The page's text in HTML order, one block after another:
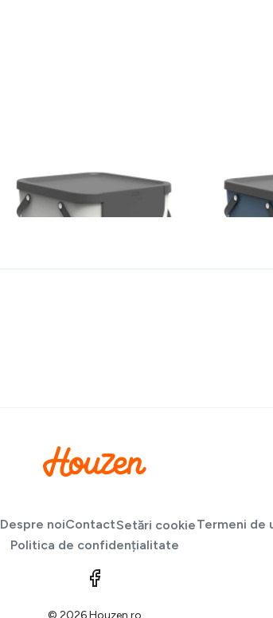
selectiva Albula, Rotho, 40 L,
plastic, alb
120 lei
selectiva
plastic,
120 lei
Despre noiContactSetări cookieTermeni de
Politica de confidențialitate